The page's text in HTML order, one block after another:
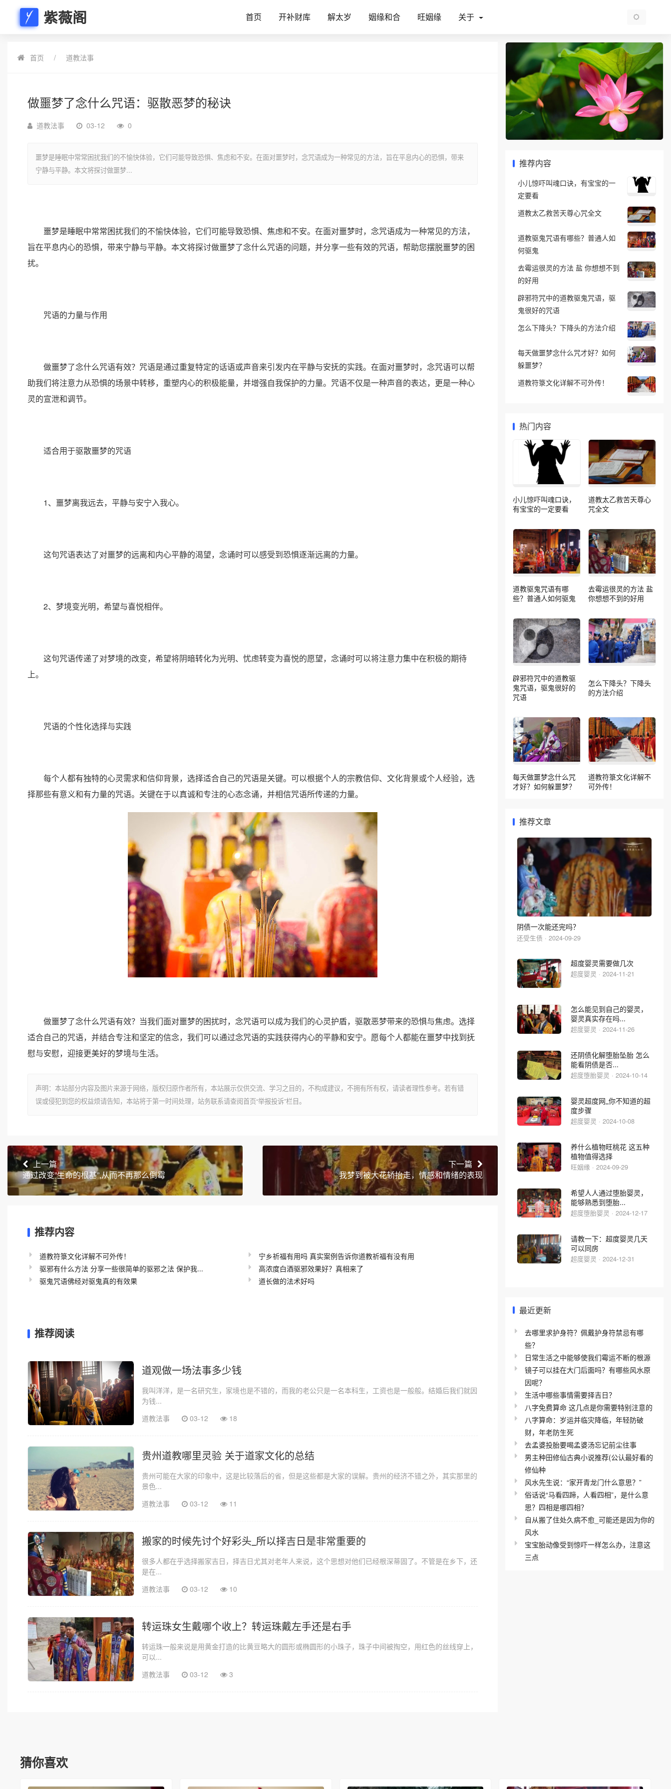
紫薇阁 首页 开补财库 解太岁 姻缘和合 旺姻缘 关于
首页 道教法事
做噩梦了念什么咒语：驱散恶梦的秘诀
道教法事 03-12 0
噩梦是睡眠中常常困扰我们的不愉快体验，它们可能导致恐惧、焦虑和不安。在面对噩梦时，念咒语成为一种常见的方法，旨在平息内心的恐惧，带来
宁静与平静。本文将探讨做噩梦...
噩梦是睡眠中常常困扰我们的不愉快体验，它们可能导致恐惧、焦虑和不安。在面对噩梦时，念咒语成为一种常见的方法，
旨在平息内心的恐惧，带来宁静与平静。本文将探讨做噩梦了念什么咒语的问题，并分享一些有效的咒语，帮助您摆脱噩梦的困
扰。
咒语的力量与作用
做噩梦了念什么咒语有效？咒语是通过重复特定的话语或声音来引发内在平静与安抚的实践。在面对噩梦时，念咒语可以帮
助我们将注意力从恐惧的场景中转移，重塑内心的积极能量，并增强自我保护的力量。咒语不仅是一种声音的表达，更是一种心
灵的宣泄和调节。
适合用于驱散噩梦的咒语
1、噩梦离我远去，平静与安宁入我心。
这句咒语表达了对噩梦的远离和内心平静的渴望，念诵时可以感受到恐惧逐渐远离的力量。
2、梦境变光明，希望与喜悦相伴。
这句咒语传递了对梦境的改变，希望将阴暗转化为光明、忧虑转变为喜悦的愿望，念诵时可以将注意力集中在积极的期待
上。
咒语的个性化选择与实践
每个人都有独特的心灵需求和信仰背景，选择适合自己的咒语是关键。可以根据个人的宗教信仰、文化背景或个人经验，选
择那些有意义和有力量的咒语。关键在于以真诚和专注的心态念诵，并相信咒语所传递的力量。
做噩梦了念什么咒语有效？当我们面对噩梦的困扰时，念咒语可以成为我们的心灵护盾，驱散恶梦带来的恐惧与焦虑。选择
适合自己的咒语，并结合专注和坚定的信念，我们可以通过念咒语的实践获得内心的平静和安宁。愿每个人都能在噩梦中找到抚
慰与安慰，迎接更美好的梦境与生活。
声明：本站部分内容及图片来源于网络，版权归原作者所有，本站展示仅供交流、学习之目的，不构成建议，不拥有所有权，请读者理性参考。若有错
误或侵犯到您的权益烦请告知，本站将于第一时间处理，站务联系请查阅首页“举报投诉”栏目。
上一篇
通过改变”生命的根基”,从而不再那么倒霉
下一篇
我梦到被大花轿抬走，情感和情绪的表现
推荐内容
道教符箓文化详解不可外传！
宁乡祈福有用吗 真实案例告诉你道教祈福有没有用
驱邪有什么方法 分享一些很简单的驱邪之法 保护我...
高浓度白酒驱邪效果好？真相来了
驱鬼咒语佛经对驱鬼真的有效果
道长做的法术好吗
推荐阅读
道观做一场法事多少钱
我叫洋洋，是一名研究生，家境也是不错的，而我的老公只是一名本科生，工资也是一般般。结婚后我们就因
为钱...
道教法事
03-12 18
贵州道教哪里灵验 关于道家文化的总结
贵州可能在大家的印象中，这是比较落后的省，但是这些都是大家的误解。贵州的经济不错之外，其实那里的
景色...
道教法事
03-12 11
搬家的时候先讨个好彩头_所以择吉日是非常重要的
很多人都在乎选择搬家吉日，择吉日尤其对老年人来说，这个思想对他们已经根深蒂固了。不管是在乡下，还
是在...
道教法事
03-12 10
转运珠女生戴哪个收上？转运珠戴左手还是右手
转运珠一般来说是用黄金打造的比黄豆略大的圆形或椭圆形的小珠子，珠子中间被掏空，用红色的丝线穿上，
可以...
道教法事
03-12 3
推荐内容
小儿惊吓叫魂口诀，有宝宝的一
定要看
道教太乙救苦天尊心咒全文
道教驱鬼咒语有哪些？普通人如
何驱鬼
去霉运很灵的方法 盐 你想想不到
的好用
辟邪符咒中的道教驱鬼咒语，驱
鬼很好的咒语
怎么下降头？下降头的方法介绍
每天做噩梦念什么咒才好？如何
躲噩梦？
道教符箓文化详解不可外传！
热门内容
小儿惊吓叫魂口诀，
有宝宝的一定要看
道教太乙救苦天尊心
咒全文
道教驱鬼咒语有哪
些？普通人如何驱鬼
去霉运很灵的方法 盐
你想想不到的好用
辟邪符咒中的道教驱
鬼咒语，驱鬼很好的
咒语
怎么下降头？下降头
的方法介绍
每天做噩梦念什么咒
才好？如何躲噩梦？
道教符箓文化详解不
可外传！
推荐文章
阴债一次能还完吗？
还受生债 · 2024-09-29
超度婴灵需要做几次
超度婴灵 · 2024-11-21
怎么能见到自己的婴灵，
婴灵真实存在吗...
超度婴灵 · 2024-11-26
还阴债化解堕胎坠胎 怎么
能看阴债是否...
超度堕胎婴灵 · 2024-10-14
婴灵超度网_你不知道的超
度步骤
超度婴灵 · 2024-10-08
养什么植物旺桃花 这五种
植物值得选择
旺姻缘 · 2024-09-29
希望人人通过堕胎婴灵，
能够熟悉到堕胎...
超度堕胎婴灵 · 2024-12-17
请教一下：超度婴灵几天
可以同房
超度婴灵 · 2024-12-31
最近更新
去哪里求护身符？佩戴护身符禁忌有哪
些？
日常生活之中能够使我们霉运不断的根源
镜子可以挂在大门后面吗？有哪些风水原
因呢？
生活中哪些事情需要择吉日？
八字免费算命 这几点是你需要特别注意的
八字算命：岁运并临灾降临，年轻防破
财，年老防生死
去孟婆投胎要喝孟婆汤忘记前尘往事
男主种田修仙古典小说推荐(公认最好看的
修仙种
风水先生说：“家开青龙门什么意思？”
俗话说“马看四蹄，人看四相”，是什么意
思？四相是哪四相？
自从搬了住处久病不愈_可能还是因为你的
风水
宝宝胎动像受到惊吓一样怎么办，注意这
三点
猜你喜欢